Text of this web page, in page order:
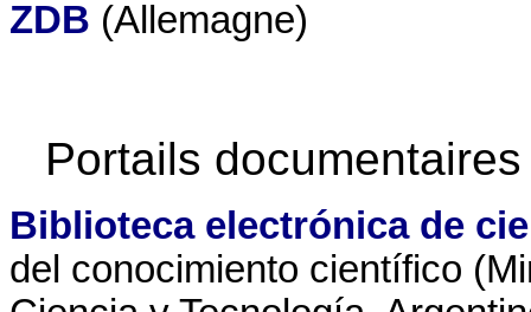
ZDB (Allemagne)
Portails
Biblioteca electrónica de
del conocimiento científico